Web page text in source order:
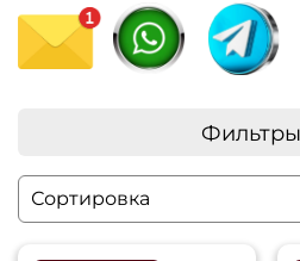
Фильтры